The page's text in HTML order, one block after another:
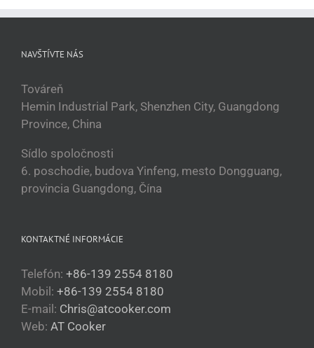
NAVŠTÍVTE NÁS
Továreň
Hemin Industrial Park, Shenzhen City, Guangdong
Province, China
Sídlo spoločnosti
6. poschodie, budova Yinfeng, mesto Dongguang,
provincia Guangdong, Čína
KONTAKTNÉ INFORMÁCIE
Telefón: +86-139 2554 8180
Mobil: +86-139 2554 8180
E-mail: Chris@atcooker.com
Web: AT Cooker